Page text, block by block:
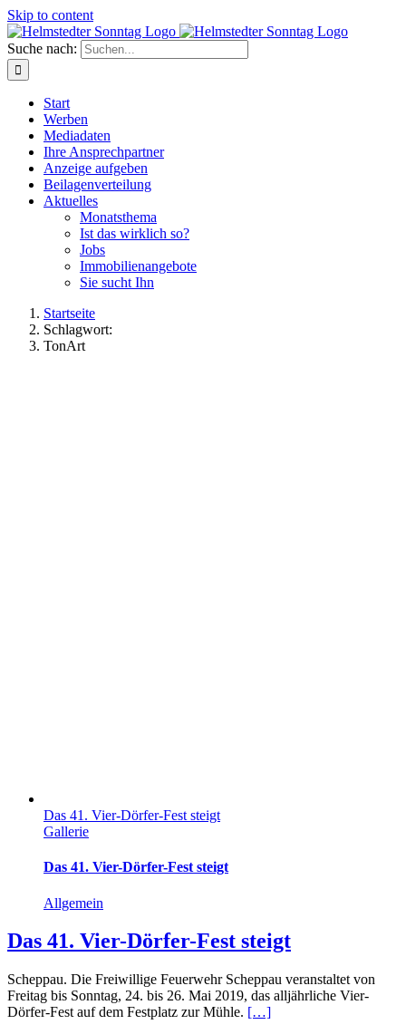
Skip to content
Suche nach:
Start
Werben
Mediadaten
Ihre Ansprechpartner
Anzeige aufgeben
Beilagenverteilung
Aktuelles
Monatsthema
Ist das wirklich so?
Jobs
Immobilienangebote
Sie sucht Ihn
Startseite
Schlagwort:
TonArt
Das 41. Vier-Dörfer-Fest steigt
Gallerie
Das 41. Vier-Dörfer-Fest steigt
Allgemein
Das 41. Vier-Dörfer-Fest steigt
Scheppau. Die Freiwillige Feuerwehr Scheppau veranstaltet von
Freitag bis Sonntag, 24. bis 26. Mai 2019, das alljährliche Vier-
Dörfer-Fest auf dem Festplatz zur Mühle. […]